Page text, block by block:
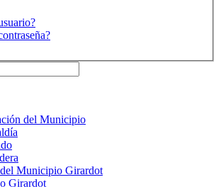
del Municipio
Municipio Girardot
Girardot